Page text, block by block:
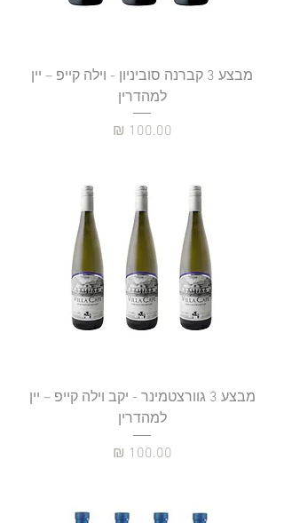
מבצע 3 קברנה סוביניון - וילה קייפ – יין
למהדרין
מחיר
מבצע 3 גוורצטמינר - יקב וילה קייפ – יין
למהדרין
מחיר